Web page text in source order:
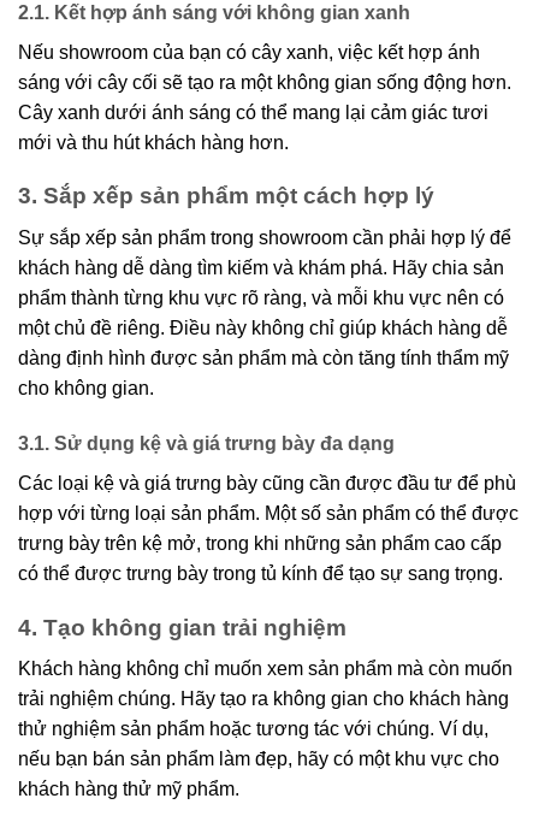
2.1. Kết hợp ánh sáng với không gian xanh
Nếu showroom của bạn có cây xanh, việc kết hợp ánh
sáng với cây cối sẽ tạo ra một không gian sống động hơn.
Cây xanh dưới ánh sáng có thể mang lại cảm giác tươi
mới và thu hút khách hàng hơn.
3. Sắp xếp sản phẩm một cách hợp lý
Sự sắp xếp sản phẩm trong showroom cần phải hợp lý để
khách hàng dễ dàng tìm kiếm và khám phá. Hãy chia sản
phẩm thành từng khu vực rõ ràng, và mỗi khu vực nên có
một chủ đề riêng. Điều này không chỉ giúp khách hàng dễ
dàng định hình được sản phẩm mà còn tăng tính thẩm mỹ
cho không gian.
3.1. Sử dụng kệ và giá trưng bày đa dạng
Các loại kệ và giá trưng bày cũng cần được đầu tư để phù
hợp với từng loại sản phẩm. Một số sản phẩm có thể được
trưng bày trên kệ mở, trong khi những sản phẩm cao cấp
có thể được trưng bày trong tủ kính để tạo sự sang trọng.
4. Tạo không gian trải nghiệm
Khách hàng không chỉ muốn xem sản phẩm mà còn muốn
trải nghiệm chúng. Hãy tạo ra không gian cho khách hàng
thử nghiệm sản phẩm hoặc tương tác với chúng. Ví dụ,
nếu bạn bán sản phẩm làm đẹp, hãy có một khu vực cho
khách hàng thử mỹ phẩm.